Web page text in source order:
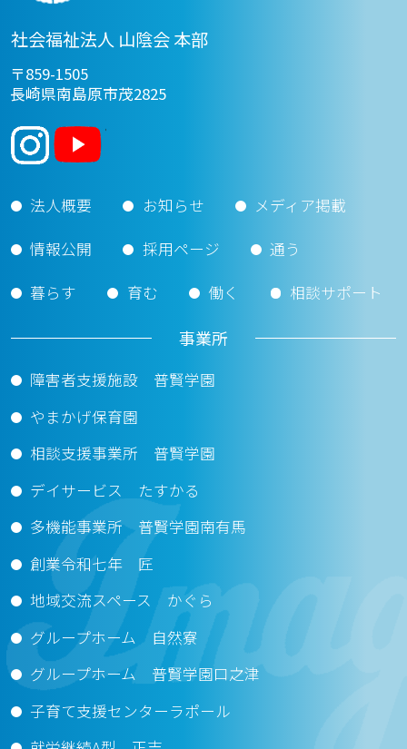
社会福祉法人 山陰会 本部
〒859-1505
長崎県南島原市茂2825
法人概要 お知らせ
メディア掲載
情報公開
採用ページ
通う
暮らす
育む 働く 相談サポート
事業所
障害者支援施設 普賢学園
やまかげ保育園
相談支援事業所 普賢学園
デイサービス たすかる
多機能事業所 普賢学園南有馬
創業令和七年 匠
地域交流スペース かぐら
グループホーム 自然寮
グループホーム 普賢学園口之津
子育て支援センターラポール